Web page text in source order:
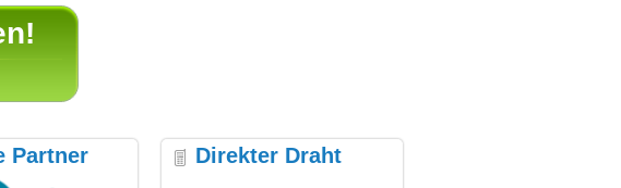
Partner Direkter Draht